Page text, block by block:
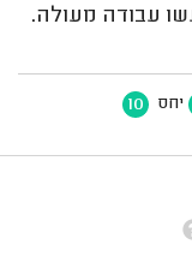
עבודה מעולה.
יחס 10